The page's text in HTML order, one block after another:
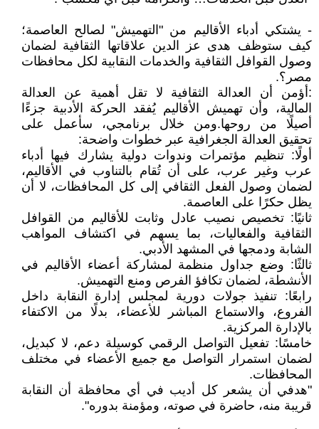
- يشتكي أدباء الأقاليم من "التهميش" لصالح العاصمة؛
كيف ستوظف هدى عز الدين علاقاتها الثقافية لضمان
وصول القوافل الثقافية والخدمات النقابية لكل محافظات
مصر؟.
:أؤمن أن العدالة الثقافية لا تقل أهمية عن العدالة
المالية، وأن تهميش الأقاليم يُفقد الحركة الأدبية جزءًا
أصيلًا من روحها.ومن خلال برنامجي، سأعمل على
تحقيق العدالة الجغرافية عبر خطوات واضحة:
أولًا: تنظيم مؤتمرات وندوات دولية يشارك فيها أدباء
عرب وغير عرب، على أن تُقام بالتناوب في الأقاليم،
لضمان وصول الفعل الثقافي إلى كل المحافظات، لا أن
يظل حكرًا على العاصمة.
ثانيًا: تخصيص نصيب عادل وثابت للأقاليم من القوافل
الثقافية والفعاليات، بما يسهم في اكتشاف المواهب
الشابة ودمجها في المشهد الأدبي.
ثالثًا: وضع جداول منظمة لمشاركة أعضاء الأقاليم في
الأنشطة، لضمان تكافؤ الفرص ومنع التهميش.
رابعًا: تنفيذ جولات دورية لمجلس إدارة النقابة داخل
الفروع، والاستماع المباشر للأعضاء، بدلًا من الاكتفاء
بالإدارة المركزية.
خامسًا: تفعيل التواصل الرقمي كوسيلة دعم، لا كبديل،
لضمان استمرار التواصل مع جميع الأعضاء في مختلف
المحافظات.
"هدفي أن يشعر كل أديب في أي محافظة أن النقابة
قريبة منه، حاضرة في صوته، ومؤمنة بدوره".